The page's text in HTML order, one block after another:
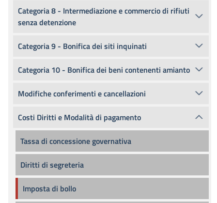
Categoria 8 - Intermediazione e commercio di rifiuti
senza detenzione
Categoria 9 - Bonifica dei siti inquinati
Categoria 10 - Bonifica dei beni contenenti amianto
Modifiche conferimenti e cancellazioni
Costi Diritti e Modalità di pagamento
Tassa di concessione governativa
Diritti di segreteria
Imposta di bollo